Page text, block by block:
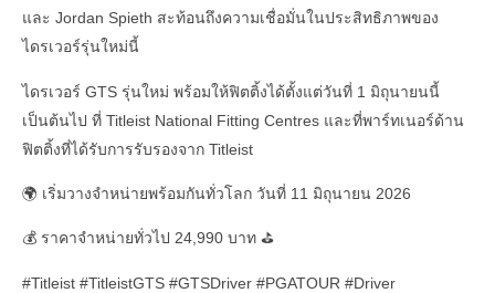
และ Jordan Spieth สะท้อนถึงความเชื่อมั่นในประสิทธิภาพของ
ไดรเวอร์รุ่นใหม่นี้
ไดรเวอร์ GTS รุ่นใหม่ พร้อมให้ฟิตติ้งได้ตั้งแต่วันที่ 1 มิถุนายนนี้
เป็นต้นไป ที่ Titleist National Fitting Centres และที่พาร์ทเนอร์ด้าน
ฟิตติ้งที่ได้รับการรับรองจาก Titleist
🌍 เริ่มวางจำหน่ายพร้อมกันทั่วโลก วันที่ 11 มิถุนายน 2026
💰 ราคาจำหน่ายทั่วไป 24,990 บาท ⛳️
#Titleist #TitleistGTS #GTSDriver #PGATOUR #Driver